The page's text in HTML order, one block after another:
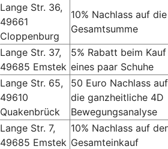
Lange Str. 36,
49661
Cloppenburg
10% Nachlass auf die
Gesamtsumme
Lange Str. 37,
49685 Emstek
5% Rabatt beim Kauf
eines paar Schuhe
Lange Str. 65,
49610
Quakenbrück
50 Euro Nachlass auf
die ganzheitliche 4D
Bewegungsanalyse
Lange Str. 7,
49685 Emstek
10% Nachlass auf
Gesamteinkauf